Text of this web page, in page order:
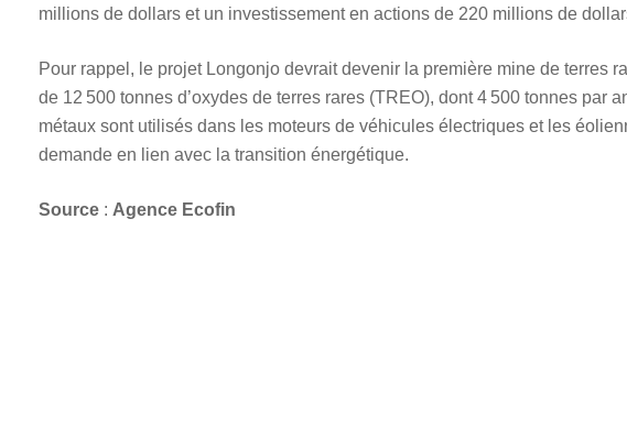
millions de dollars et un investissement en actions de 220 millions de
Pour rappel, le projet Longonjo devrait devenir la première mine de terres
de 12 500 tonnes d’oxydes de terres rares (TREO), dont 4 500 tonnes par
métaux sont utilisés dans les moteurs de véhicules électriques et les
demande en lien avec la transition énergétique.
Source : Agence Ecofin